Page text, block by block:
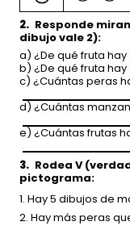
2. Responde
dibujo vale 2):
a) ¿De qué fruta hay
b) ¿De qué fruta hay
c) ¿Cuántas peras
d) ¿Cuántas
e) ¿Cuántas frutas
3. Rodea V
pictograma:
1. Hay 5 dibujos de
2. Hay más peras